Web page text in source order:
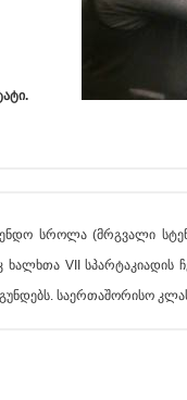
ოსტატი.
სროლა (მრგვალი
VII სპარტაკიადის
გუნდებს. საერთაშორისო